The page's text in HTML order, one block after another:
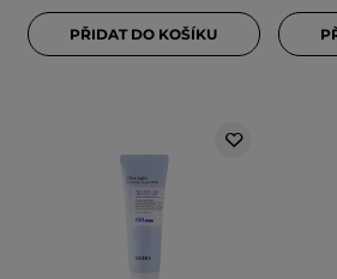
PŘIDAT DO KOŠÍKU